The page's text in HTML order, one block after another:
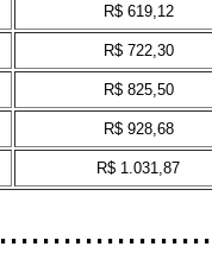
R$ 619,12
R$ 722,30
R$ 825,50
R$ 928,68
R$ 1.031,87